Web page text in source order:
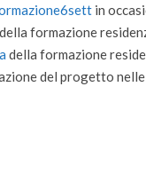
in
formazione
della formazione
del progetto